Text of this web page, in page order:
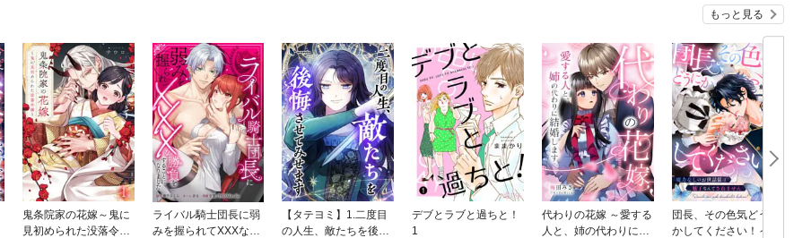
もっと見る
鬼条院家の花嫁～鬼に
見初められた没落令嬢
ライバル騎士団長に弱
みを握られてXXXな勝
【タテヨミ】1.二度目
の人生、敵たちを後悔
デブとラブと過ちと！
1
代わりの花嫁 ～愛する
人と、姉の代わりに結
団長、その色気どうに
かしてください！～魔